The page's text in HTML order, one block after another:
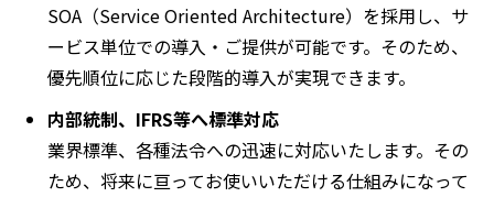
SOA（Service Oriented Architecture）を採用し、サ
ービス単位での導入・ご提供が可能です。そのため、
優先順位に応じた段階的導入が実現できます。
内部統制、IFRS等へ標準対応
業界標準、各種法令への迅速に対応いたします。その
ため、将来に亘ってお使いいただける仕組みになって